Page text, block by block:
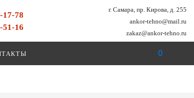
17-78
51-16
г. Самара, пр. Кирова, д. 255
ankor-tehno@mail.ru
zakaz@ankor-tehno.ru
0